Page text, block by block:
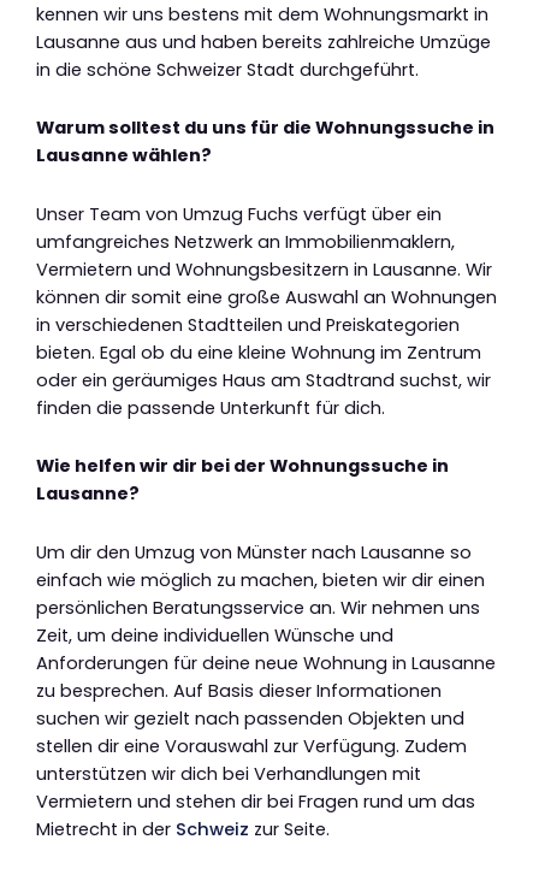
kennen wir uns bestens mit dem Wohnungsmarkt in
Lausanne aus und haben bereits zahlreiche Umzüge
in die schöne Schweizer Stadt durchgeführt.
Warum solltest du uns für die Wohnungssuche in
Lausanne wählen?
Unser Team von Umzug Fuchs verfügt über ein
umfangreiches Netzwerk an Immobilienmaklern,
Vermietern und Wohnungsbesitzern in Lausanne. Wir
können dir somit eine große Auswahl an Wohnungen
in verschiedenen Stadtteilen und Preiskategorien
bieten. Egal ob du eine kleine Wohnung im Zentrum
oder ein geräumiges Haus am Stadtrand suchst, wir
finden die passende Unterkunft für dich.
Wie helfen wir dir bei der Wohnungssuche in
Lausanne?
Um dir den Umzug von Münster nach Lausanne so
einfach wie möglich zu machen, bieten wir dir einen
persönlichen Beratungsservice an. Wir nehmen uns
Zeit, um deine individuellen Wünsche und
Anforderungen für deine neue Wohnung in Lausanne
zu besprechen. Auf Basis dieser Informationen
suchen wir gezielt nach passenden Objekten und
stellen dir eine Vorauswahl zur Verfügung. Zudem
unterstützen wir dich bei Verhandlungen mit
Vermietern und stehen dir bei Fragen rund um das
Mietrecht in der Schweiz zur Seite.